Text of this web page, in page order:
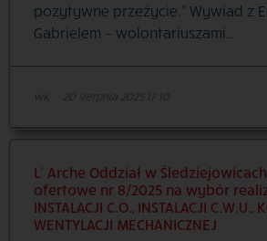
pozytywne przeżycie.” Wywiad z
Gabrielem – wolontariuszami…
wk 20 sierpnia 2025 17:10
L’ Arche Oddział w
ofertowe nr 8/2025 na wybór
INSTALACJI C.O., INSTALACJI C.W.U.,
WENTYLACJI MECHANICZNEJ